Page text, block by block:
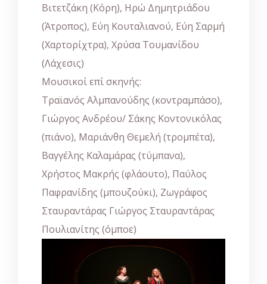
Βιτετζάκη (Κόρη), Ηρώ Δημητριάδου
(Άτροπος), Εύη Κουταλιανού, Εύη Σαρμή
(Χαρτορίχτρα), Χρύσα Τουμανίδου
(Λάχεσις)
Μουσικοί επί σκηνής:
Τραϊανός Αλμπανούδης (κοντραμπάσο),
Γιώργος Ανδρέου/ Σάκης Κοντονικόλας
(πιάνο), Μαριάνθη Θεμελή (τρομπέτα),
Βαγγέλης Καλαμάρας (τύμπανα),
Χρήστος Μακρής (φλάουτο), Παύλος
Παφρανίδης (μπουζούκι), Ζωγράφος
Σταυραντάρας Γιώργος Σταυραντάρας
Πουλιανίτης (όμποε)